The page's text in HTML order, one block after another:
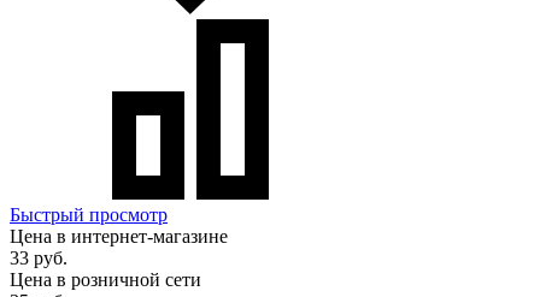
Быстрый просмотр
Цена в интернет-магазине
33 руб.
Цена в розничной сети